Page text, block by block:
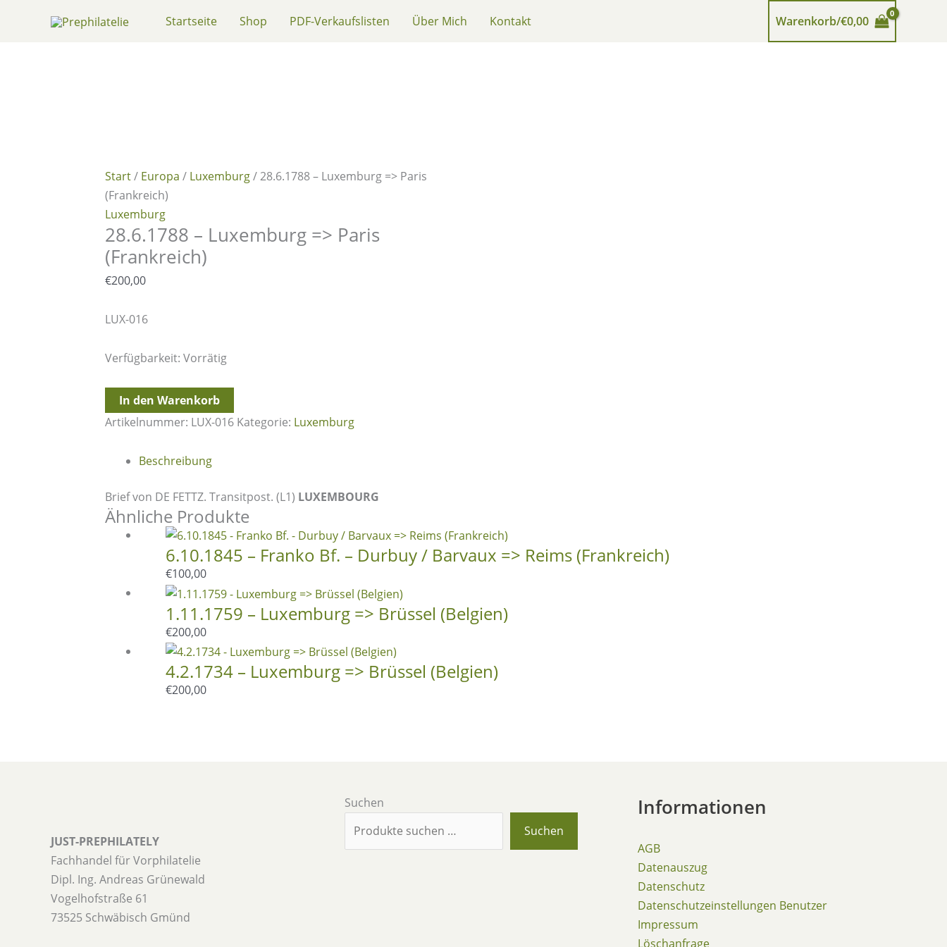
Startseite Shop PDF-Verkaufslisten Über Mich Kontakt Warenkorb/€0,00
Start/ Europa / Luxemburg/ 28.6.1788 – Luxemburg => Paris
(Frankreich)
Luxemburg
28.6.1788 – Luxemburg => Paris
(Frankreich)
€200,00
LUX-016
Verfügbarkeit: Vorrätig
28.6.1788
-
(Frankreich)
Menge
In den Warenkorb
Artikelnummer: LUX-016 Kategorie: Luxemburg
Beschreibung
Brief von DE FETTZ. Transitpost. (L1) LUXEMBOURG
Ähnliche Produkte
6.10.1845 – Franko Bf. – Durbuy / Barvaux => Reims (Frankreich)
€100,00
1.11.1759 – Luxemburg => Brüssel (Belgien)
€200,00
4.2.1734 – Luxemburg => Brüssel (Belgien)
€200,00
JUST-PREPHILATELY
Fachhandel für Vorphilatelie
Dipl. Ing. Andreas Grünewald
Vogelhofstraße 61
73525 Schwäbisch Gmünd
Suchen
Suchen
Informationen
AGB
Datenauszug
Datenschutz
Datenschutzeinstellungen Benutzer
Impressum
Löschanfrage